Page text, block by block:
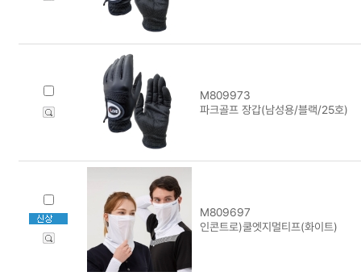
M809973
파크골프 장갑(남성용/블랙/25호)
M809697
인콘트로)쿨엣지멀티프(화이트)